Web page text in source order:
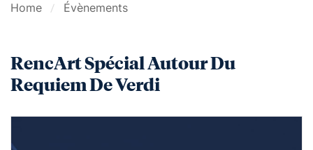
Home Évènements
RencArt Spécial Autour Du
Requiem De Verdi